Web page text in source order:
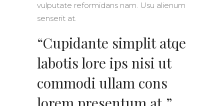
vulputate reformidans nam. Usu alienum
senserit at.
“Cupidante simplit atqe
labotis lore ips nisi ut
commodi ullam cons